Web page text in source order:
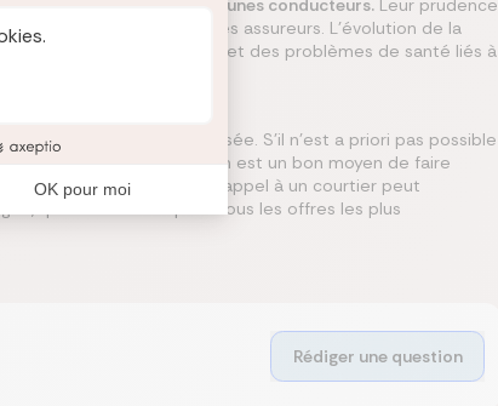
et notamment les jeunes conducteurs. Leur prudence
pris en compte par les assureurs. L’évolution de la
nombre de conducteurs et des problèmes de santé liés à
du risque supposée. S’il n’est a priori pas possible
la réduire. La négociation est un bon moyen de faire
années. Faire appel à un courtier peut
qui déterminera pour vous les offres les plus
Rédiger une question